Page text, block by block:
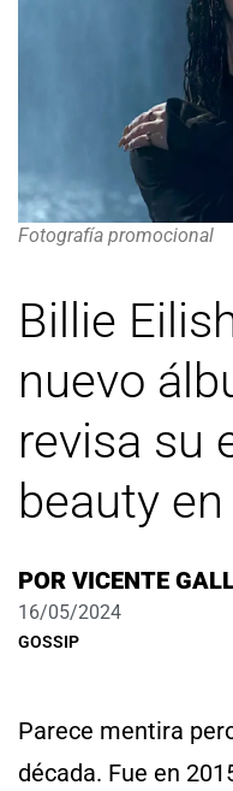
Fotografía promocional
Billie
nuevo
revisa su
beauty
POR VICENTE
16/05/2024
GOSSIP
Parece mentira
década. Fue en